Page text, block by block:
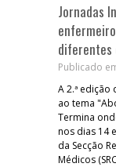
Jornadas
diferentes
Publicado
A 2.ª edição
ao tema
Termina
nos dias 14
da Secção
Médicos